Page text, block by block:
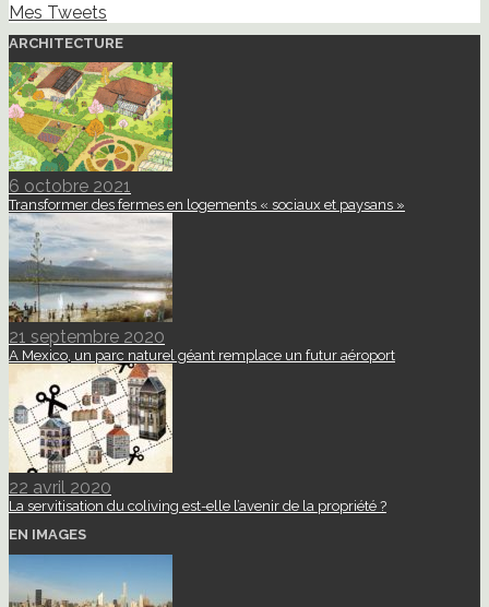
Mes Tweets
ARCHITECTURE
6 octobre 2021
Transformer des fermes en logements « sociaux et paysans »
21 septembre 2020
A Mexico, un parc naturel géant remplace un futur aéroport
22 avril 2020
La servitisation du coliving est-elle l’avenir de la propriété ?
EN IMAGES